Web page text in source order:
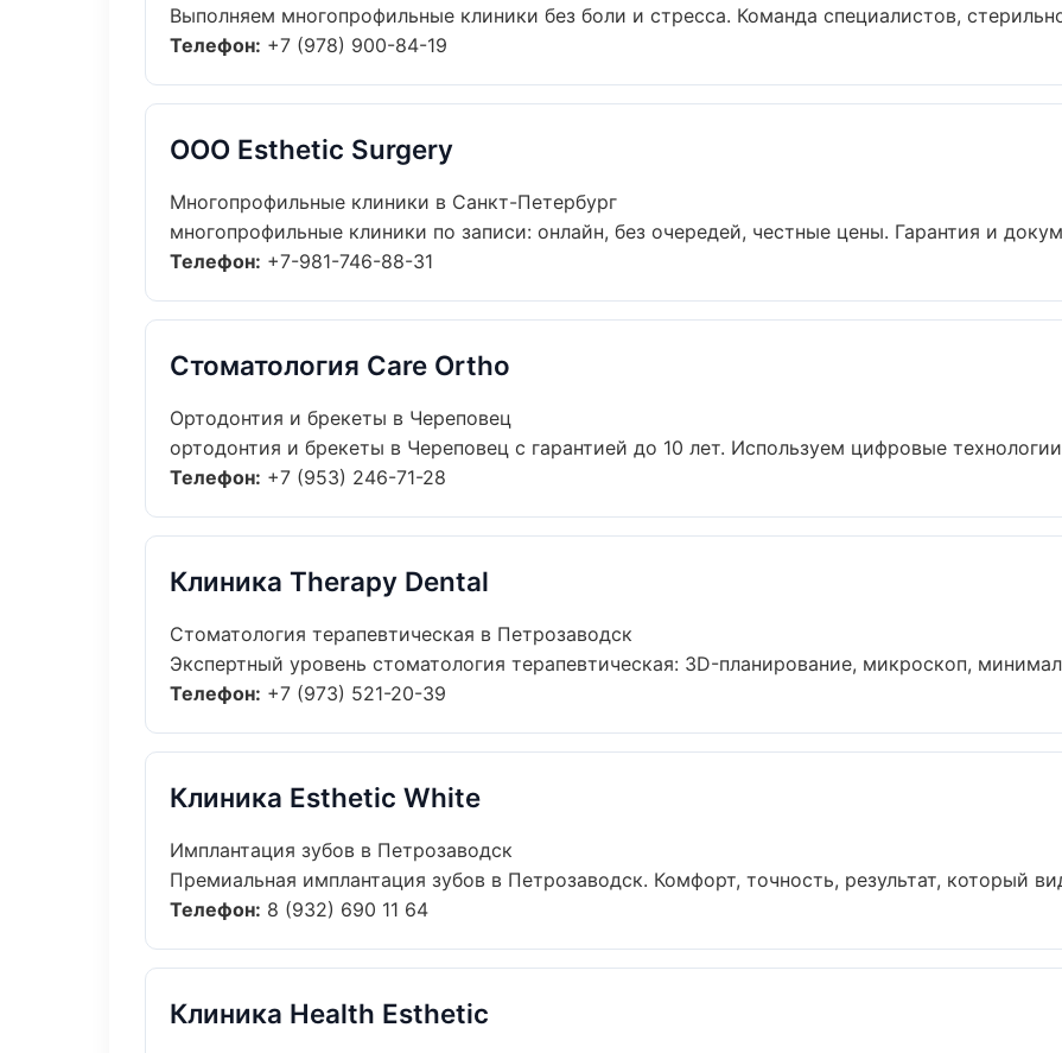
Выполняем многопрофильные клиники без боли и стресса. Команда специалистов,
Телефон: +7 (978) 900-84-19
ООО Esthetic Surgery
Многопрофильные клиники в Санкт-Петербург
многопрофильные клиники по записи: онлайн, без очередей, честные цены. Гарантия и
Телефон: +7-981-746-88-31
Стоматология Care Ortho
Ортодонтия и брекеты в Череповец
ортодонтия и брекеты в Череповец с гарантией до 10 лет. Используем цифровые
Телефон: +7 (953) 246-71-28
Клиника Therapy Dental
Стоматология терапевтическая в Петрозаводск
Экспертный уровень стоматология терапевтическая: 3D-планирование, микроскоп,
Телефон: +7 (973) 521-20-39
Клиника Esthetic White
Имплантация зубов в Петрозаводск
Премиальная имплантация зубов в Петрозаводск. Комфорт, точность, результат, который
Телефон: 8 (932) 690 11 64
Клиника Health Esthetic